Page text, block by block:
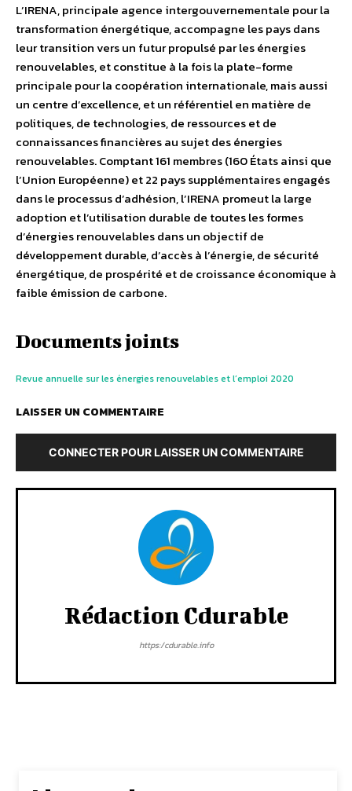
L’IRENA, principale agence intergouvernementale pour la
transformation énergétique, accompagne les pays dans
leur transition vers un futur propulsé par les énergies
renouvelables, et constitue à la fois la plate-forme
principale pour la coopération internationale, mais aussi
un centre d’excellence, et un référentiel en matière de
politiques, de technologies, de ressources et de
connaissances financières au sujet des énergies
renouvelables. Comptant 161 membres (160 États ainsi que
l’Union Européenne) et 22 pays supplémentaires engagés
dans le processus d’adhésion, l’IRENA promeut la large
adoption et l’utilisation durable de toutes les formes
d’énergies renouvelables dans un objectif de
développement durable, d’accès à l’énergie, de sécurité
énergétique, de prospérité et de croissance économique à
faible émission de carbone.
Documents joints
Revue annuelle sur les énergies renouvelables et l’emploi 2020
LAISSER UN COMMENTAIRE
CONNECTER POUR LAISSER UN COMMENTAIRE
Rédaction Cdurable
https:/cdurable.info